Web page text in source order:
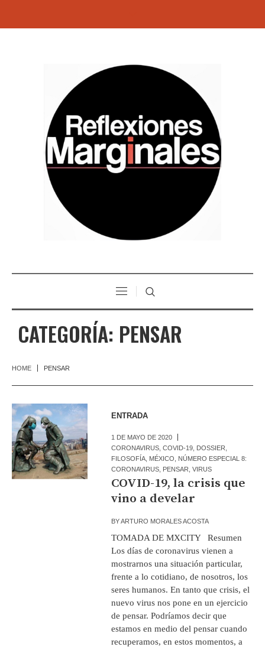
CATEGORÍA: PENSAR
HOME PENSAR
ENTRADA
1 DE MAYO DE 2020
CORONAVIRUS ,COVID-19 DOSSIER
FILOSOFÍA MÉXICO
NÚMERO ESPECIAL 8:
CORONAVIRUS PENSAR ,VIRUS
COVID-19, la crisis que
vino a develar
BYARTURO MORALES ACOSTA
TOMADA DE MXCITY Resumen
Los días de coronavirus vienen a
mostrarnos una situación particular,
frente a lo cotidiano, de nosotros, los
seres humanos. En tanto que crisis, el
nuevo virus nos pone en un ejercicio
de pensar. Podríamos decir que
estamos en medio del pensar cuando
recuperamos, en estos momentos, a